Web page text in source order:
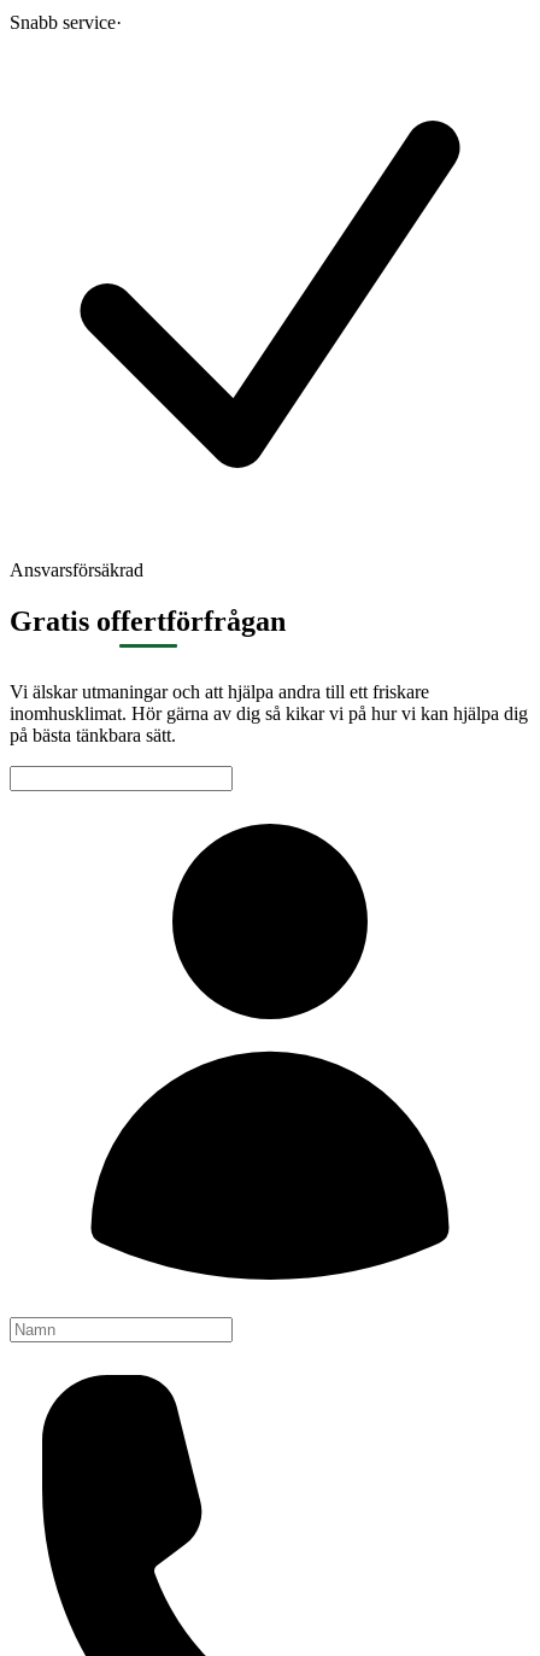
Snabb service·
Ansvarsförsäkrad
Gratis offertförfrågan
Vi älskar utmaningar och att hjälpa andra till ett friskare
inomhusklimat. Hör gärna av dig så kikar vi på hur vi kan hjälpa dig
på bästa tänkbara sätt.